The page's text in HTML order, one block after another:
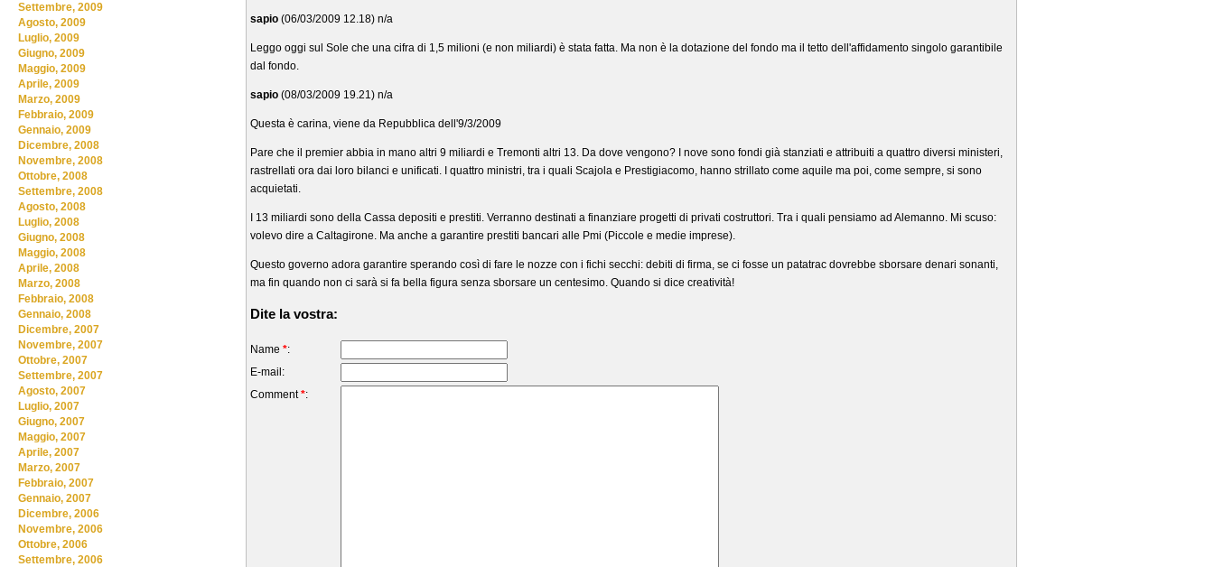
sapio (06/03/2009 12.18) n/a
Leggo oggi sul Sole che una cifra di 1,5 milioni (e non miliardi) è stata fatta. Ma non è la dotazione del fondo ma il tetto dell'affidamento singolo garantibile
dal fondo.
sapio (08/03/2009 19.21) n/a
Questa è carina, viene da Repubblica dell'9/3/2009
Pare che il premier abbia in mano altri 9 miliardi e Tremonti altri 13. Da dove vengono? I nove sono fondi già stanziati e attribuiti a quattro diversi ministeri,
rastrellati ora dai loro bilanci e unificati. I quattro ministri, tra i quali Scajola e Prestigiacomo, hanno strillato come aquile ma poi, come sempre, si sono
acquietati.
I 13 miliardi sono della Cassa depositi e prestiti. Verranno destinati a finanziare progetti di privati costruttori. Tra i quali pensiamo ad Alemanno. Mi scuso:
volevo dire a Caltagirone. Ma anche a garantire prestiti bancari alle Pmi (Piccole e medie imprese).
Questo governo adora garantire sperando così di fare le nozze con i fichi secchi: debiti di firma, se ci fosse un patatrac dovrebbe sborsare denari sonanti,
ma fin quando non ci sarà si fa bella figura senza sborsare un centesimo. Quando si dice creatività!
Dite la vostra:
Name *:
E-mail:
Comment*:
Settembre, 2009
Agosto, 2009
Luglio, 2009
Giugno, 2009
Maggio, 2009
Aprile, 2009
Marzo, 2009
Febbraio, 2009
Gennaio, 2009
Dicembre, 2008
Novembre, 2008
Ottobre, 2008
Settembre, 2008
Agosto, 2008
Luglio, 2008
Giugno, 2008
Maggio, 2008
Aprile, 2008
Marzo, 2008
Febbraio, 2008
Gennaio, 2008
Dicembre, 2007
Novembre, 2007
Ottobre, 2007
Settembre, 2007
Agosto, 2007
Luglio, 2007
Giugno, 2007
Maggio, 2007
Aprile, 2007
Marzo, 2007
Febbraio, 2007
Gennaio, 2007
Dicembre, 2006
Novembre, 2006
Ottobre, 2006
Settembre, 2006